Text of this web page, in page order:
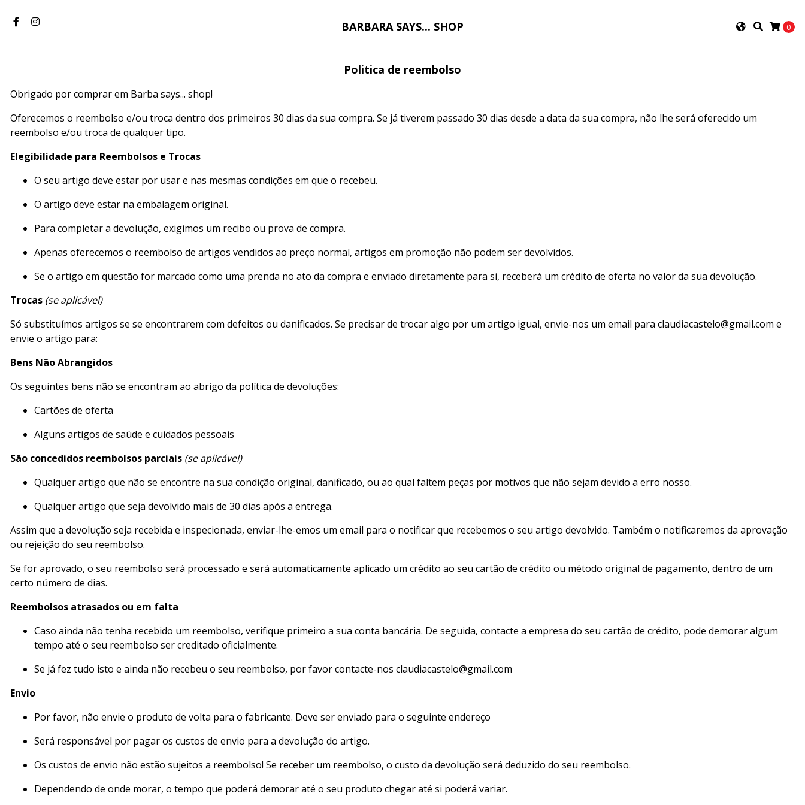
BARBARA SAYS... SHOP 0
Politica de reembolso
Obrigado por comprar em Barba says... shop!
Oferecemos o reembolso e/ou troca dentro dos primeiros 30 dias da sua compra. Se já tiverem passado 30 dias desde a data da sua compra, não lhe será oferecido um
reembolso e/ou troca de qualquer tipo.
Elegibilidade para Reembolsos e Trocas
O seu artigo deve estar por usar e nas mesmas condições em que o recebeu.
O artigo deve estar na embalagem original.
Para completar a devolução, exigimos um recibo ou prova de compra.
Apenas oferecemos o reembolso de artigos vendidos ao preço normal, artigos em promoção não podem ser devolvidos.
Se o artigo em questão for marcado como uma prenda no ato da compra e enviado diretamente para si, receberá um crédito de oferta no valor da sua devolução.
Trocas (se aplicável)
Só substituímos artigos se se encontrarem com defeitos ou danificados. Se precisar de trocar algo por um artigo igual, envie-nos um email para claudiacastelo@gmail.com e
envie o artigo para:
Bens Não Abrangidos
Os seguintes bens não se encontram ao abrigo da política de devoluções:
Cartões de oferta
Alguns artigos de saúde e cuidados pessoais
São concedidos reembolsos parciais (se aplicável)
Qualquer artigo que não se encontre na sua condição original, danificado, ou ao qual faltem peças por motivos que não sejam devido a erro nosso.
Qualquer artigo que seja devolvido mais de 30 dias após a entrega.
Assim que a devolução seja recebida e inspecionada, enviar-lhe-emos um email para o notificar que recebemos o seu artigo devolvido. Também o notificaremos da aprovação
ou rejeição do seu reembolso.
Se for aprovado, o seu reembolso será processado e será automaticamente aplicado um crédito ao seu cartão de crédito ou método original de pagamento, dentro de um
certo número de dias.
Reembolsos atrasados ou em falta
Caso ainda não tenha recebido um reembolso, verifique primeiro a sua conta bancária. De seguida, contacte a empresa do seu cartão de crédito, pode demorar algum
tempo até o seu reembolso ser creditado oficialmente.
Se já fez tudo isto e ainda não recebeu o seu reembolso, por favor contacte-nos claudiacastelo@gmail.com
Envio
Por favor, não envie o produto de volta para o fabricante. Deve ser enviado para o seguinte endereço
Será responsável por pagar os custos de envio para a devolução do artigo.
Os custos de envio não estão sujeitos a reembolso! Se receber um reembolso, o custo da devolução será deduzido do seu reembolso.
Dependendo de onde morar, o tempo que poderá demorar até o seu produto chegar até si poderá variar.